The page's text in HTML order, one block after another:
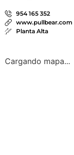
954 165 352
www.pullbear.com
Planta Alta
Cargando mapa...